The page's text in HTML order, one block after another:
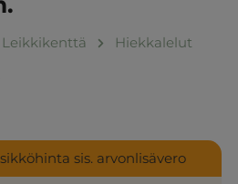
Leikkikenttä Hiekkalelut
sis. arvonlisävero